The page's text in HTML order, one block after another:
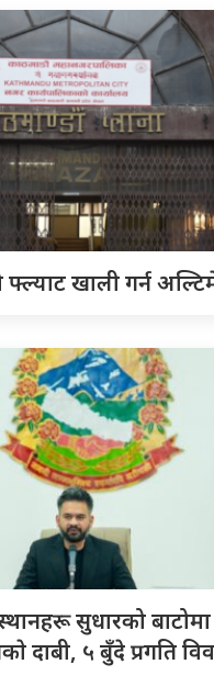
खाली गर्न
सुधारको बाटोमा
दाबी, ५ बुँदे प्रगति